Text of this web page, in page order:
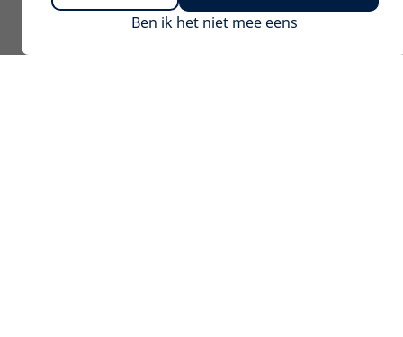
Ben ik het niet mee eens